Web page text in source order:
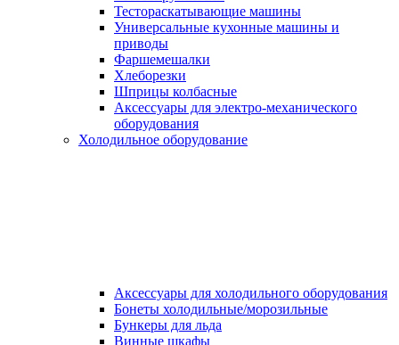
Тестораскатывающие машины
Универсальные кухонные машины и
приводы
Фаршемешалки
Хлеборезки
Шприцы колбасные
Аксессуары для электро-механического
оборудования
Холодильное оборудование
Аксессуары для холодильного оборудования
Бонеты холодильные/морозильные
Бункеры для льда
Винные шкафы